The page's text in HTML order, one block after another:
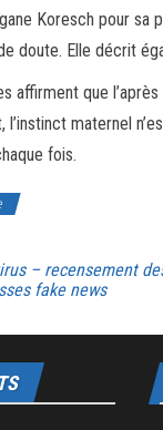
Koresch pour
doute. Elle décrit
affirment que
l’instinct maternel
fois.
– recensement
fake news